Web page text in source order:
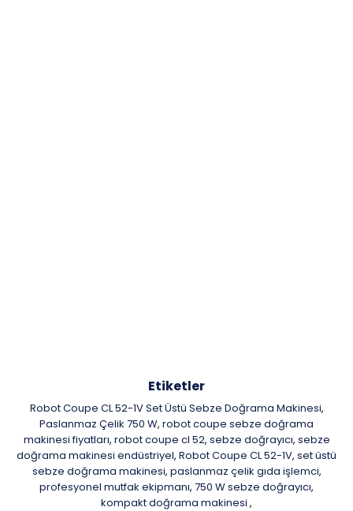
Etiketler
Robot Coupe CL 52-1V Set Üstü Sebze Doğrama Makinesi,
Paslanmaz Çelik 750 W, robot coupe sebze doğrama
makinesi fiyatları, robot coupe cl 52, sebze doğrayıcı, sebze
doğrama makinesi endüstriyel, Robot Coupe CL 52-1V, set üstü
sebze doğrama makinesi, paslanmaz çelik gıda işlemci,
profesyonel mutfak ekipmanı, 750 W sebze doğrayıcı,
kompakt doğrama makinesi ,